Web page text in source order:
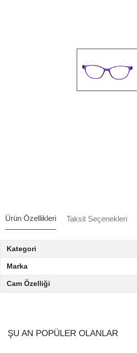
Ürün Özellikleri Taksit Seçenekleri
Kategori
Marka
Cam Özelliği
ŞU AN POPÜLER OLANLAR